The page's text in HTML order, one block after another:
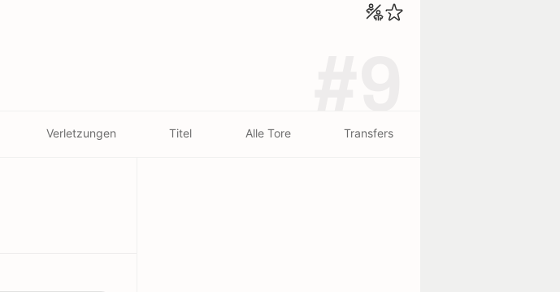
Verletzungen Titel Alle Tore Transfers